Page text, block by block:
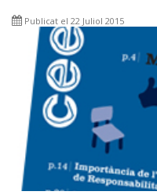
Publicat el 22 Juliol 2015